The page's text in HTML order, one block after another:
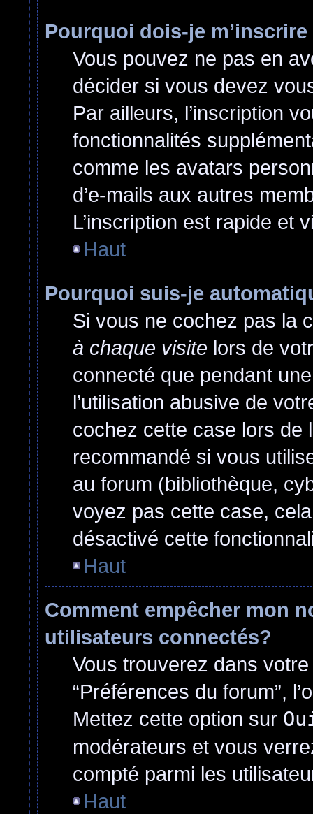
Pourquoi dois-je
Vous pouvez ne pas en
décider si vous devez
Par ailleurs, l’inscription
fonctionnalités
comme les avatars
d’e-mails aux autres
L’inscription est rapide et
Haut
Pourquoi suis-je
Si vous ne cochez pas la
à chaque visite lors de
connecté que pendant
l’utilisation abusive de
cochez cette case lors de
recommandé si vous
au forum (bibliothèque,
voyez pas cette case,
désactivé cette
Haut
Comment empêcher mon
utilisateurs connectés?
Vous trouverez dans
“Préférences du forum”,
Mettez cette option sur
modérateurs et vous
compté parmi les
Haut